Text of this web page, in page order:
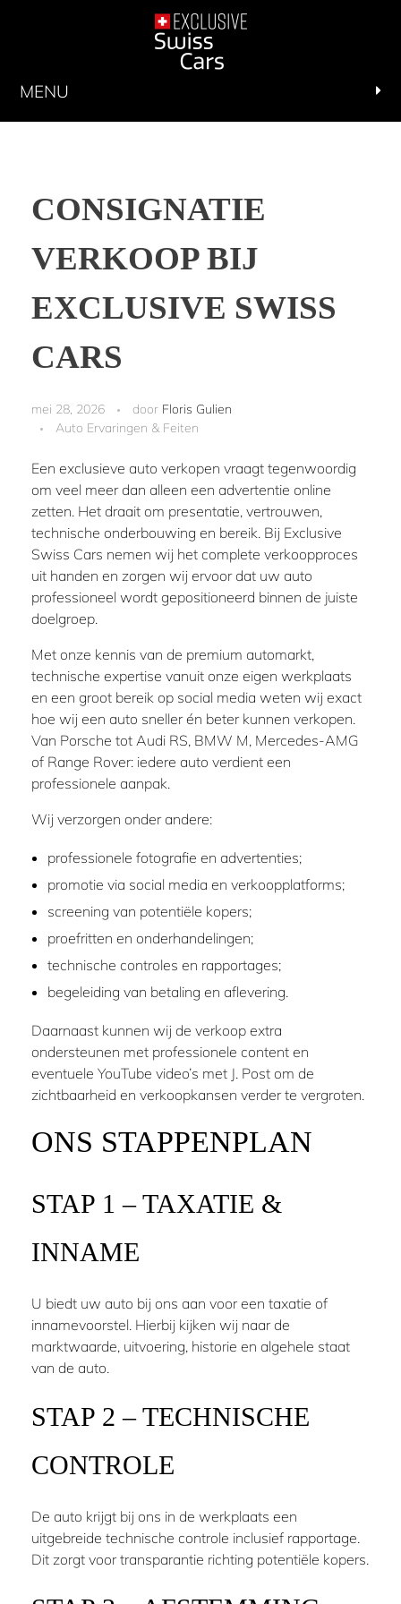
MENU
CONSIGNATIE
VERKOOP BIJ
EXCLUSIVE SWISS
CARS
mei 28, 2026 door Floris Gulien
Auto Ervaringen & Feiten
Een exclusieve auto verkopen vraagt tegenwoordig
om veel meer dan alleen een advertentie online
zetten. Het draait om presentatie, vertrouwen,
technische onderbouwing en bereik. Bij Exclusive
Swiss Cars nemen wij het complete verkoopproces
uit handen en zorgen wij ervoor dat uw auto
professioneel wordt gepositioneerd binnen de juiste
doelgroep.
Met onze kennis van de premium automarkt,
technische expertise vanuit onze eigen werkplaats
en een groot bereik op social media weten wij exact
hoe wij een auto sneller én beter kunnen verkopen.
Van Porsche tot Audi RS, BMW M, Mercedes-AMG
of Range Rover: iedere auto verdient een
professionele aanpak.
Wij verzorgen onder andere:
professionele fotografie en advertenties;
promotie via social media en verkoopplatforms;
screening van potentiële kopers;
proefritten en onderhandelingen;
technische controles en rapportages;
begeleiding van betaling en aflevering.
Daarnaast kunnen wij de verkoop extra
ondersteunen met professionele content en
eventuele YouTube video’s met J. Post om de
zichtbaarheid en verkoopkansen verder te vergroten.
ONS STAPPENPLAN
STAP 1 – TAXATIE &
INNAME
U biedt uw auto bij ons aan voor een taxatie of
innamevoorstel. Hierbij kijken wij naar de
marktwaarde, uitvoering, historie en algehele staat
van de auto.
STAP 2 – TECHNISCHE
CONTROLE
De auto krijgt bij ons in de werkplaats een
uitgebreide technische controle inclusief rapportage.
Dit zorgt voor transparantie richting potentiële kopers.